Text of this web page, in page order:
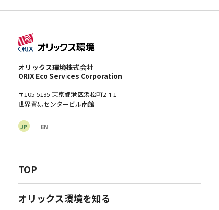
オリックス環境株式会社
ORIX Eco Services Corporation
〒105-5135 東京都港区浜松町2-4-1
世界貿易センタービル南館
JP EN
TOP
オリックス環境を知る